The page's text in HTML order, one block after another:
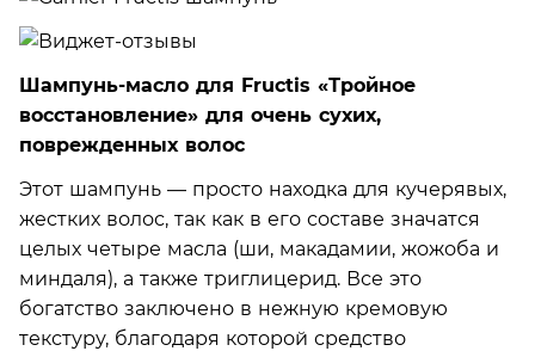
Шампунь-масло для Fructis «Тройное
восстановление» для очень сухих,
поврежденных волос
Этот шампунь — просто находка для кучерявых,
жестких волос, так как в его составе значатся
целых четыре масла (ши, макадамии, жожоба и
миндаля), а также триглицерид. Все это
богатство заключено в нежную кремовую
текстуру, благодаря которой средство